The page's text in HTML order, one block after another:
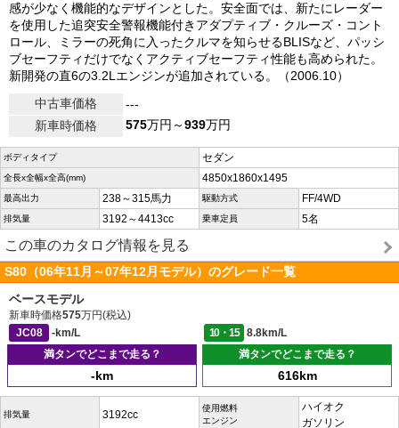
感が少なく機能的なデザインとした。安全面では、新たにレーダー
を使用した追突安全警報機能付きアダプティブ・クルーズ・コント
ロール、ミラーの死角に入ったクルマを知らせるBLISなど、パッシ
ブセーフティだけでなくアクティブセーフティ性能も高められた。
新開発の直6の3.2Lエンジンが追加されている。（2006.10）
中古車価格
---
新車時価格
575万円～939万円
ボディタイプ セダン
全長x全幅x全高(mm) 4850x1860x1495
最高出力 238～315馬力 駆動方式 FF/4WD
排気量 3192～4413cc 乗車定員 5名
この車のカタログ情報を見る
S80（06年11月～07年12月モデル）のグレード一覧
ベースモデル
新車時価格575万円(税込)
JC08
-km/L 10・15
8.8km/L
満タンでどこまで走る？
-km
満タンでどこまで走る？
616km
排気量 3192cc
使用燃料
エンジン
ハイオク
ガソリン